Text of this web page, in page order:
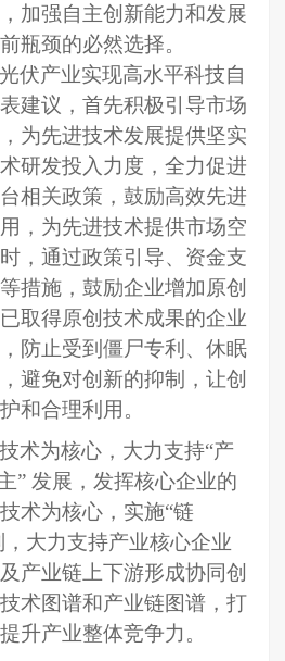
加强自主创新能力和发展
瓶颈的必然选择。
伏产业实现高水平科技自
建议 ，首先积极引导市场
为先进技术发展提供坚实
研发投入力度 ，全力促进
相关政策，鼓励高效先进
，为先进技术提供市场空
，通过政策引导、资金支
措施，鼓励企业增加原创
已取得原创技术成果的企业
防止受到僵尸专利、休眠
避免对创新的抑制，让创
和合理利用。
术为核心，大力支持“产
” 发展 ，发挥核心企业的
术为核心， 实施“链
大力支持产业核心企业
产业链上下游形成协同创
术图谱和产业链图谱，打
升产业整体竞争力。